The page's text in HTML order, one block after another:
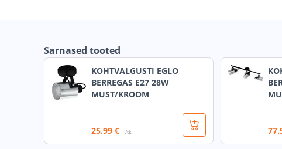
Sarnased tooted
KOHTVALGUSTI EGLO
BERREGAS E27 28W
MUST/KROOM
25.99 € /tk 77